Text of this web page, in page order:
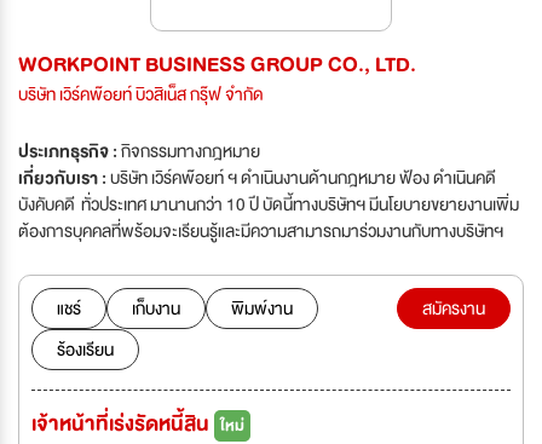
WORKPOINT BUSINESS GROUP CO., LTD.
บริษัท เวิร์คพ๊อยท์ บิวสิเน็ส กรุ๊ฟ จำกัด
ประเภทธุรกิจ :กิจกรรมทางกฎหมาย
เกี่ยวกับเรา :บริษัท เวิร์คพ๊อยท์ ฯ ดำเนินงานด้านกฎหมาย ฟ้อง ดำเนินคดี
บังคับคดี ทั่วประเทศ มานานกว่า 10 ปี บัดนี้ทางบริษัทฯ มีนโยบายขยายงานเพิ่ม
ต้องการบุคคลที่พร้อมจะเรียนรู้และมีความสามารถมาร่วมงานกับทางบริษัทฯ
แชร์ เก็บงาน
พิมพ์งาน
ร้องเรียน
สมัครงาน
เจ้าหน้าที่เร่งรัดหนี้สิน ใหม่